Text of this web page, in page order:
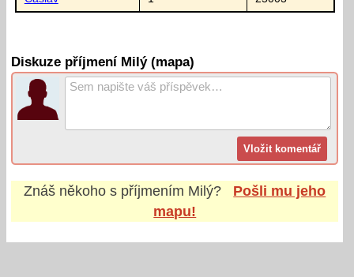
Diskuze příjmení Milý (mapa)
Znáš někoho s příjmením Milý?
Pošli mu jeho
mapu!